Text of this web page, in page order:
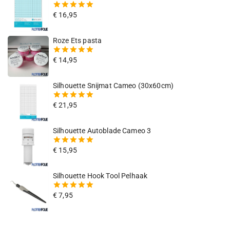
5.00van
€ 16,95
Roze Ets pasta
5.00van
€ 14,95
Silhouette Snijmat Cameo (30x60cm)
5.00 van
€21,95
Silhouette Autoblade Cameo 3
5.00van
€ 15,95
Silhouette Hook Tool Pelhaak
5.00van
€7,95